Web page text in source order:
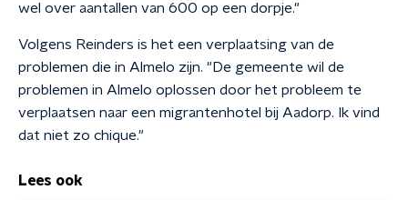
wel over aantallen van 600 op een dorpje."
Volgens Reinders is het een verplaatsing van de
problemen die in Almelo zijn. "De gemeente wil de
problemen in Almelo oplossen door het probleem te
verplaatsen naar een migrantenhotel bij Aadorp. Ik vind
dat niet zo chique."
Lees ook